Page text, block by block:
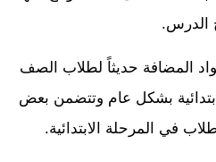
الدرس.
المضافة حديثاً لطلاب الصف
بشكل عام وتتضمن بعض
في المرحلة الابتدائية.